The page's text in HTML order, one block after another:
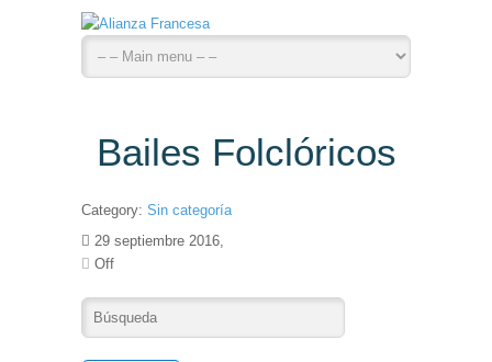
Bailes Folclóricos
Category: Sin categoría
29 septiembre 2016,
Off